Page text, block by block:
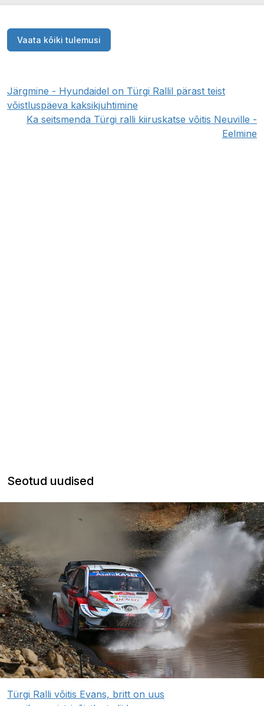
Vaata kõiki tulemusi
Järgmine - Hyundaidel on Türgi Rallil pärast teist
võistluspäeva kaksikjuhtimine
Ka seitsmenda Türgi ralli kiiruskatse võitis Neuville -
Eelmine
Seotud uudised
Türgi Ralli võitis Evans, britt on uus